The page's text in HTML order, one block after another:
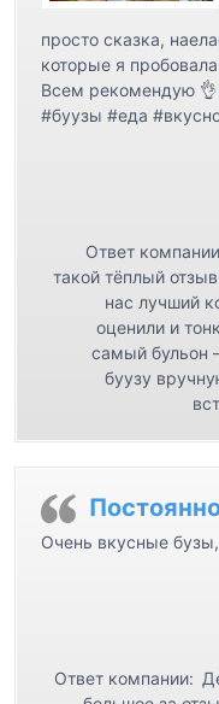
просто сказка,
которые я
Всем рекомендую
#буузы #еда
Ответ
такой тёплый
нас лучший
оценили и
самый бульон
буузу
Очень вкусные
Ответ компании: